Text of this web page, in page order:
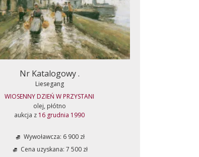
Nr Katalogowy .
Liesegang
WIOSENNY DZIEŃ W PRZYSTANI
olej, płótno
aukcja z 16 grudnia 1990
Wywoławcza: 6 900 zł
Cena uzyskana: 7 500 zł